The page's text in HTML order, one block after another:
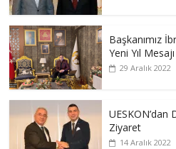
Başkanımız
Yeni Yıl Mesajı
29 Aralık 2022
UESKON’dan
Ziyaret
14 Aralık 2022